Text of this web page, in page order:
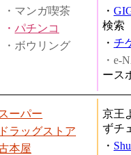
・マンガ喫茶
・ パチンコ
・ボウリング
・
検索
・ チ
・e-
ース
スーパー
ドラッグストア
本屋
京王
ずチ
・